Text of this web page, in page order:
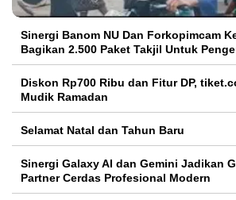
Sinergi Banom NU Dan Forkopimcam
Bagikan 2.500 Paket Takjil Untuk
Diskon Rp700 Ribu dan Fitur DP,
Mudik Ramadan
Selamat Natal dan Tahun Baru
Sinergi Galaxy AI dan Gemini Jadikan
Partner Cerdas Profesional Modern